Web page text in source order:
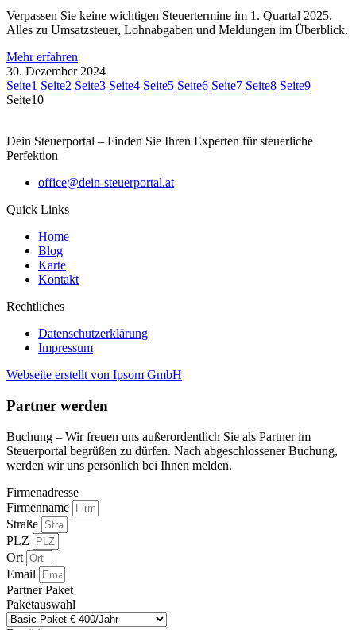
Verpassen Sie keine wichtigen Steuertermine im 1. Quartal 2025.
Alles zu Umsatzsteuer, Lohnabgaben und Meldungen im Überblick.
Mehr erfahren
30. Dezember 2024
Seite1 Seite2 Seite3 Seite4 Seite5 Seite6 Seite7 Seite8 Seite9
Seite10
Dein Steuerportal – Finden Sie Ihren Experten für steuerliche
Perfektion
office@dein-steuerportal.at
Quick Links
Home
Blog
Karte
Kontakt
Rechtliches
Datenschutzerklärung
Impressum
Webseite erstellt von Ipsom GmbH
Partner werden
Buchung – Wir freuen uns außerordentlich Sie als Partner im
Steuerportal begrüßen zu dürfen. Nach abgeschlossener Buchung,
werden wir uns persönlich bei Ihnen melden.
Firmenadresse
Firmenname
Straße
PLZ
Ort
Email
Partner Paket
Paketauswahl